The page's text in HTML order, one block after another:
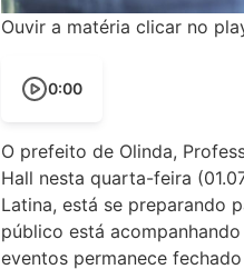
Ouvir a matéria clicar no
0:00
O prefeito de Olinda,
Hall nesta quarta-feira
Latina, está se preparando
público está
eventos permanece